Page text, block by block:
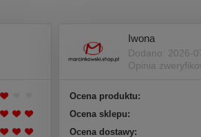
Iwona
Dodano: 2026-
Opinia
Ocena produktu:
Ocena sklepu:
Ocena dostawy: